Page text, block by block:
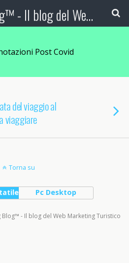
Booking Blog™ - Il blog del Web Marketing Turistico
Post Covid
del viaggio al
viaggiare
Torna su
Pc Desktop
- Il blog del Web Marketing Turistico